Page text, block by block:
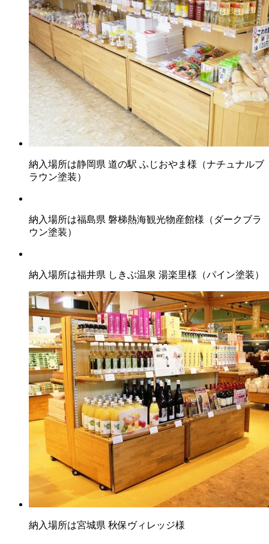
納入場所は静岡県 道の駅 ふじおやま様（ナチュナルブ
ラウン塗装）
納入場所は福島県 磐梯熱海観光物産館様（ダークブラ
ウン塗装）
納入場所は福井県 しきぶ温泉 湯楽里様（パイン塗装）
納入場所は宮城県 秋保ヴィレッジ様